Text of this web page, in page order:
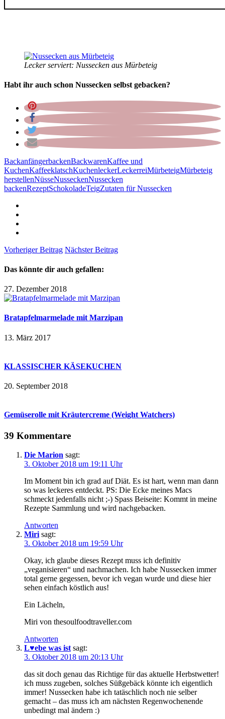
Lecker serviert: Nussecken aus Mürbeteig
Habt ihr auch schon Nussecken selbst gebacken?
BackanfängerbackenBackwarenKaffee und
KuchenKaffeeklatschKuchenleckerLeckerreiMürbeteigMürbeteig
herstellenNüsseNusseckenNussecken
backenRezeptSchokoladeTeigZutaten für Nussecken
Vorheriger Beitrag Nächster Beitrag
Das könnte dir auch gefallen:
27. Dezember 2018
Bratapfelmarmelade mit Marzipan
13. März 2017
KLASSISCHER KÄSEKUCHEN
20. September 2018
Gemüserolle mit Kräutercreme (Weight Watchers)
39 Kommentare
Die Marion sagt:
3. Oktober 2018 um 19:11 Uhr
Im Moment bin ich grad auf Diät. Es ist hart, wenn man dann
so was leckeres entdeckt. PS: Die Ecke meines Macs
schmeckt jedenfalls nicht ;-) Spass Beiseite: Kommt in meine
Rezepte Sammlung und wird nachgebacken.
Antworten
Miri sagt:
3. Oktober 2018 um 19:59 Uhr
Okay, ich glaube dieses Rezept muss ich definitiv
„veganisieren“ und nachmachen. Ich habe Nussecken immer
total gerne gegessen, bevor ich vegan wurde und diese hier
sehen einfach köstlich aus!
Ein Lächeln,
Miri von thesoulfoodtraveller.com
Antworten
L♥ebe was ist sagt:
3. Oktober 2018 um 20:13 Uhr
das sit doch genau das Richtige für das aktuelle Herbstwetter!
ich muss zugeben, solches Süßgebäck könnte ich eigentlich
immer! Nussecken habe ich tatäschlich noch nie selber
gemacht – das muss ich am nächsten Regenwochenende
unbedingt mal ändern :)